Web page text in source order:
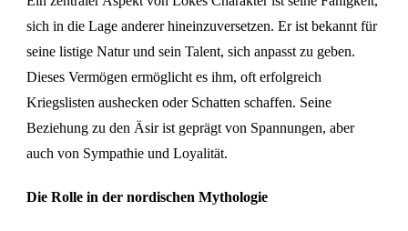
sich in die Lage anderer hineinzuversetzen. Er ist bekannt für
seine listige Natur und sein Talent, sich anpasst zu geben.
Dieses Vermögen ermöglicht es ihm, oft erfolgreich
Kriegslisten aushecken oder Schatten schaffen. Seine
Beziehung zu den Äsir ist geprägt von Spannungen, aber
auch von Sympathie und Loyalität.
Die Rolle in der nordischen Mythologie